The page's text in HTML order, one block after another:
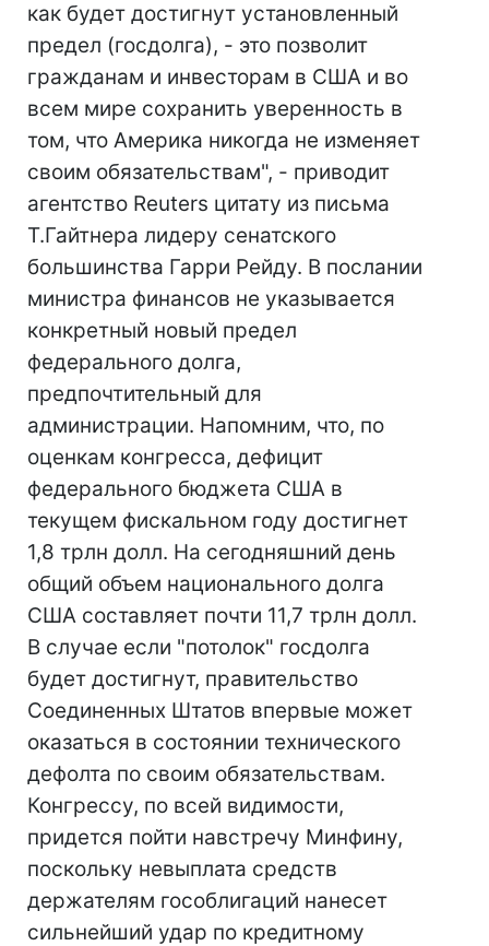
как будет достигнут установленный
предел (госдолга), - это позволит
гражданам и инвесторам в США и во
всем мире сохранить уверенность в
том, что Америка никогда не изменяет
своим обязательствам", - приводит
агентство Reuters цитату из письма
Т.Гайтнера лидеру сенатского
большинства Гарри Рейду. В послании
министра финансов не указывается
конкретный новый предел
федерального долга,
предпочтительный для
администрации. Напомним, что, по
оценкам конгресса, дефицит
федерального бюджета США в
текущем фискальном году достигнет
1,8 трлн долл. На сегодняшний день
общий объем национального долга
США составляет почти 11,7 трлн долл.
В случае если "потолок" госдолга
будет достигнут, правительство
Соединенных Штатов впервые может
оказаться в состоянии технического
дефолта по своим обязательствам.
Конгрессу, по всей видимости,
придется пойти навстречу Минфину,
поскольку невыплата средств
держателям гособлигаций нанесет
сильнейший удар по кредитному